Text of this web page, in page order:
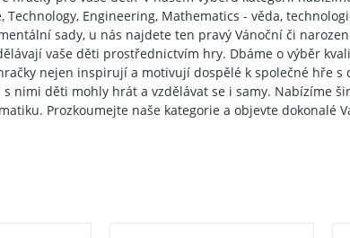
Technology, Engineering, Mathematics - věda,
sady, u nás najdete ten pravý Vánoční či
vaše děti prostřednictvím hry. Dbáme o výběr
nejen inspirují a motivují dospělé k společné hře
nimi děti mohly hrát a vzdělávat se i samy. Nabízíme
Prozkoumejte naše kategorie a objevte dokonalé